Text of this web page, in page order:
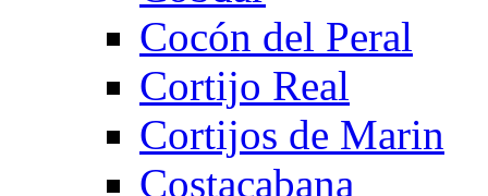
Cocón del Peral
Cortijo Real
Cortijos de Marin
Costacabana